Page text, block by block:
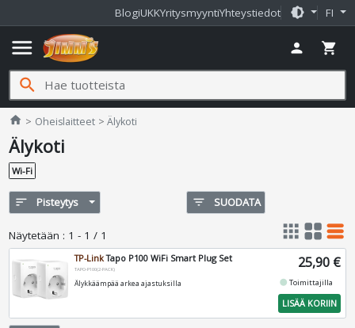
BlogiUKKYritysmyyntiYhteystiedot brightness_medium FI
menu person shopping_cart
search
home Jimms.fi
Oheislaitteet Älykoti
Älykoti
Wi-Fi
sort Pisteytys filter_list SUODATA
Näytetään : 1 - 1 / 1 apps grid_view table_rows
TP-LinkTapo P100 WiFi Smart Plug Set
TAPO-P100(2-PACK)
Älykkäämpää arkea ajastuksilla
25,90 €
fiber_manual_recordToimittajilla
LISÄÄ KORIIN